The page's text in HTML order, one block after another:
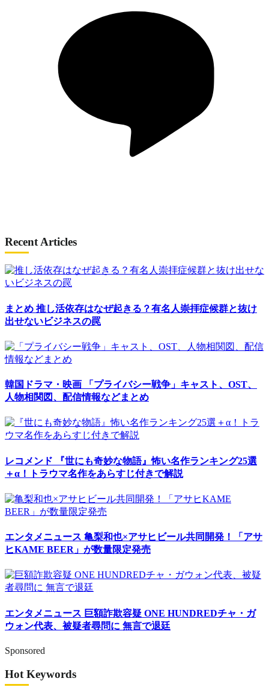
Recent Articles
まとめ 推し活依存はなぜ起きる？有名人崇拝症候群と抜け
出せないビジネスの罠
韓国ドラマ・映画 「プライバシー戦争」キャスト、OST、
人物相関図、配信情報などまとめ
レコメンド 『世にも奇妙な物語』怖い名作ランキング25選
＋α！トラウマ名作をあらすじ付きで解説
エンタメニュース 亀梨和也×アサヒビール共同開発！「アサ
ヒKAME BEER」が数量限定発売
エンタメニュース 巨額詐欺容疑 ONE HUNDREDチャ・ガ
ウォン代表、被疑者尋問に 無言で退廷
Sponsored
Hot Keywords